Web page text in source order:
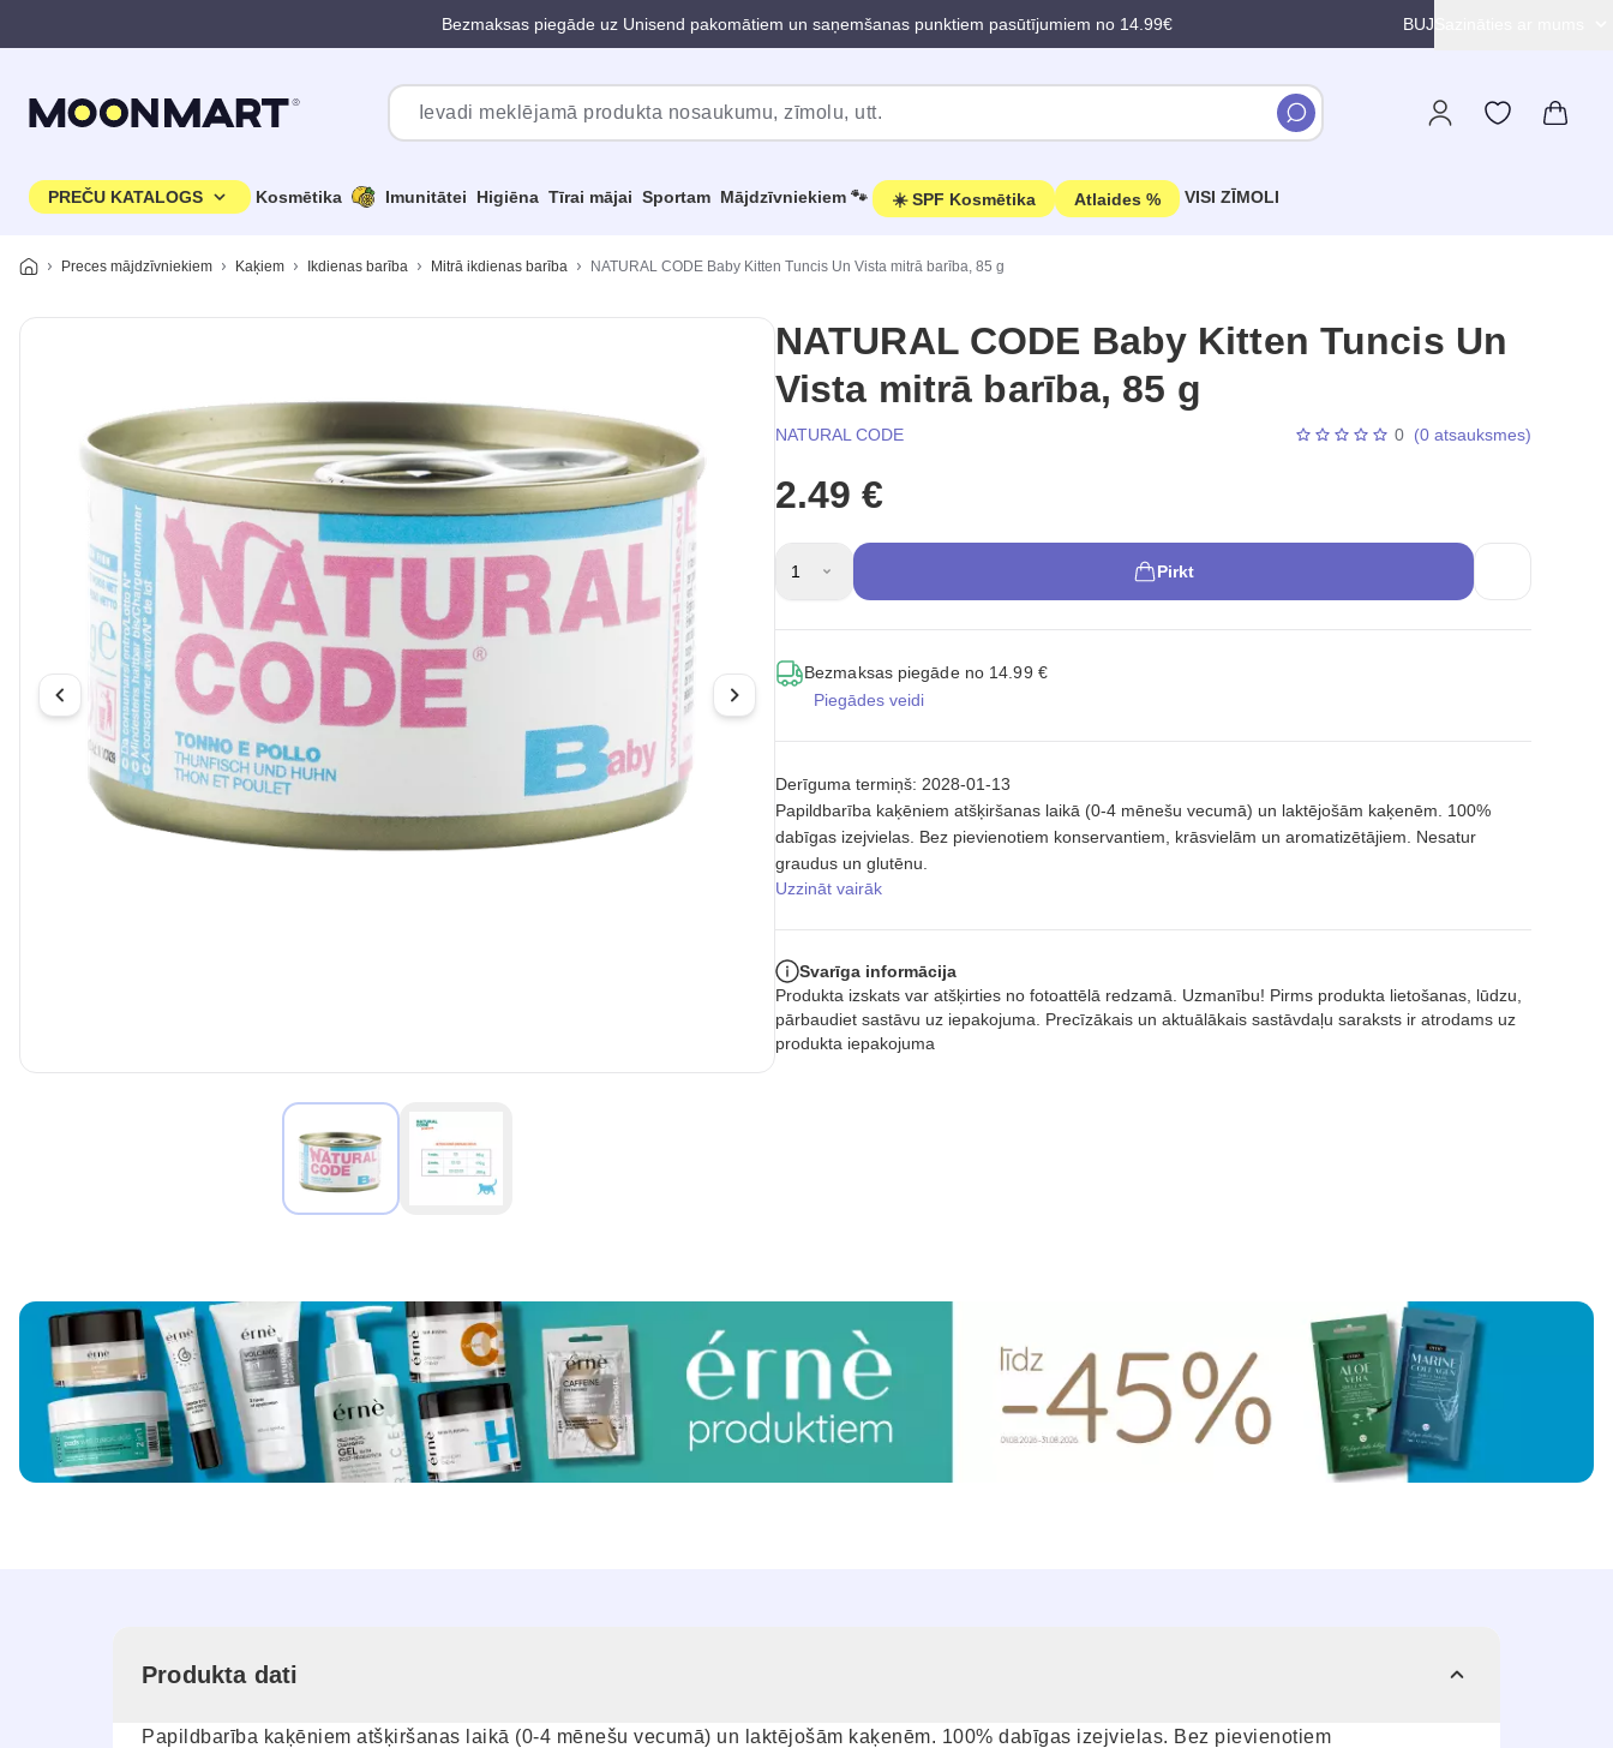
Bezmaksas piegāde uz Unisend pakomātiem un saņemšanas punktiem pasūtījumiem no 14.99€ BUJ
PREČU KATALOGS Kosmētika Imunitātei Higiēna Tīrai mājai Sportam Mājdzīvniekiem 🐾 ☀️ SPF Kosmētika Atlaides % VISI ZĪMOLI
Preces mājdzīvniekiem Kaķiem Ikdienas barība Mitrā ikdienas barība NATURAL CODE Baby Kitten Tuncis Un Vista mitrā barība, 85 g
NATURAL CODE Baby Kitten Tuncis Un
Vista mitrā barība, 85 g
NATURAL CODE 0 (0 atsauksmes)
2.49 €
1 Pirkt
Bezmaksas piegāde no 14.99 €
Piegādes veidi
Derīguma termiņš: 2028-01-13
Papildbarība kaķēniem atšķiršanas laikā (0-4 mēnešu vecumā) un laktējošām kaķenēm. 100%
dabīgas izejvielas. Bez pievienotiem konservantiem, krāsvielām un aromatizētājiem. Nesatur
graudus un glutēnu.
Uzzināt vairāk
Svarīga informācija
Produkta izskats var atšķirties no fotoattēlā redzamā. Uzmanību! Pirms produkta lietošanas, lūdzu,
pārbaudiet sastāvu uz iepakojuma. Precīzākais un aktuālākais sastāvdaļu saraksts ir atrodams uz
produkta iepakojuma
Produkta dati
Papildbarība kaķēniem atšķiršanas laikā (0-4 mēnešu vecumā) un laktējošām kaķenēm. 100% dabīgas izejvielas. Bez pievienotiem